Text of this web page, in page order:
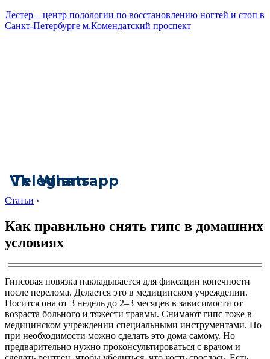
Лестер – центр подологии по восстановлению ногтей и стоп в
Санкт-Петербурге м.Комендатский проспект
Vk
Telegram
Whatsapp
Статьи ›
Как правильно снять гипс в домашних
условиях
Гипсовая повязка накладывается для фиксации конечности
после перелома. Делается это в медицинском учреждении.
Носится она от 3 недель до 2–3 месяцев в зависимости от
возраста больного и тяжести травмы. Снимают гипс тоже в
медицинском учреждении специальными инструментами. Но
при необходимости можно сделать это дома самому. Но
предварительно нужно проконсультироваться с врачом и